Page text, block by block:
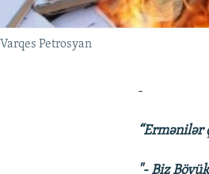
Varqes Petrosyan
-
“Ermənilər
"- Biz